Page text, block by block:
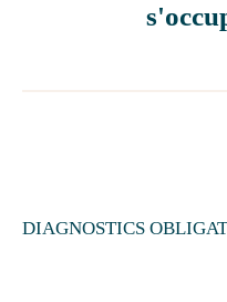
DIAGNOSTICS